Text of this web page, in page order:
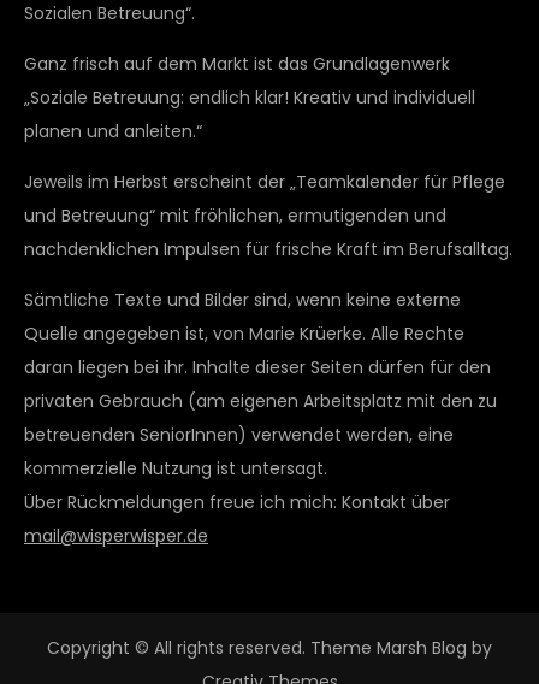
Sozialen Betreuung“.
Ganz frisch auf dem Markt ist das Grundlagenwerk
„Soziale Betreuung: endlich klar! Kreativ und individuell
planen und anleiten.“
Jeweils im Herbst erscheint der „Teamkalender für Pflege
und Betreuung“ mit fröhlichen, ermutigenden und
nachdenklichen Impulsen für frische Kraft im Berufsalltag.
Sämtliche Texte und Bilder sind, wenn keine externe
Quelle angegeben ist, von Marie Krüerke. Alle Rechte
daran liegen bei ihr. Inhalte dieser Seiten dürfen für den
privaten Gebrauch (am eigenen Arbeitsplatz mit den zu
betreuenden SeniorInnen) verwendet werden, eine
kommerzielle Nutzung ist untersagt.
Über Rückmeldungen freue ich mich: Kontakt über
mail@wisperwisper.de
Copyright © All rights reserved. Theme Marsh Blog by